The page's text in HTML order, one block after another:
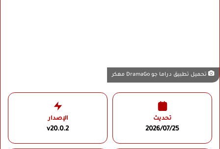
تحميل تطبيق دراما جو DramaGo مهكر
تحديث
2026/07/25
الإصدار
v20.0.2